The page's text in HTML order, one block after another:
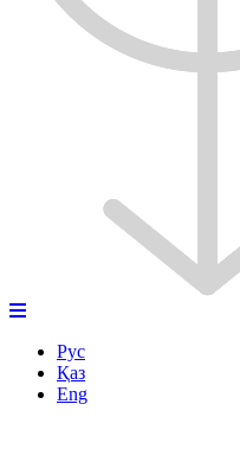
Рус
Қаз
Eng